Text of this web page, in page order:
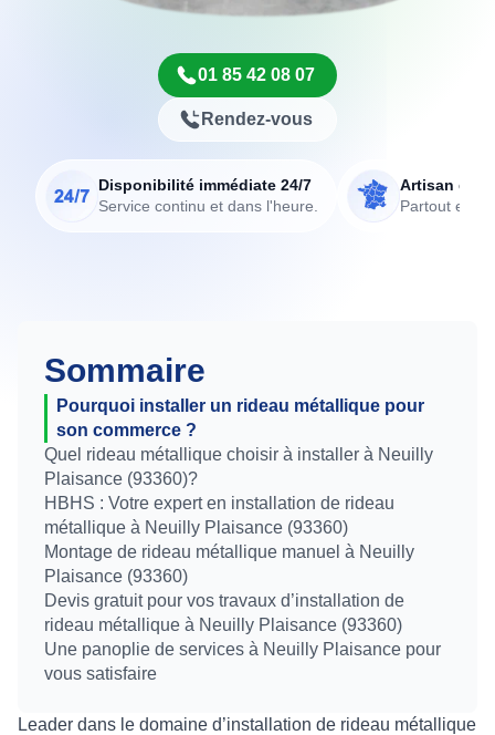
01 85 42 08 07
Rendez-vous
Disponibilité immédiate 24/7
Service continu et dans l'heure.
Artisan de
Partout en
Sommaire
Pourquoi installer un rideau métallique pour
son commerce ?
Quel rideau métallique choisir à installer à Neuilly
Plaisance (93360)?
HBHS : Votre expert en installation de rideau
métallique à Neuilly Plaisance (93360)
Montage de rideau métallique manuel à Neuilly
Plaisance (93360)
Devis gratuit pour vos travaux d’installation de
rideau métallique à Neuilly Plaisance (93360)
Une panoplie de services à Neuilly Plaisance pour
vous satisfaire
Leader dans le domaine d’installation de rideau métallique